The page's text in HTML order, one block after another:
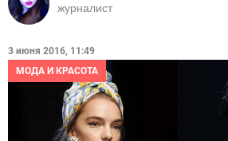
журналист
3 июня 2016, 11:49
МОДА И КРАСОТА